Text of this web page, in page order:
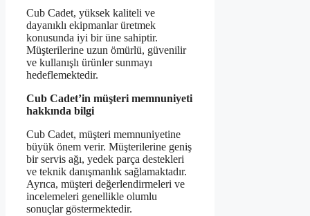
Cub Cadet, yüksek kaliteli ve
dayanıklı ekipmanlar üretmek
konusunda iyi bir üne sahiptir.
Müşterilerine uzun ömürlü, güvenilir
ve kullanışlı ürünler sunmayı
hedeflemektedir.
Cub Cadet’in müşteri memnuniyeti
hakkında bilgi
Cub Cadet, müşteri memnuniyetine
büyük önem verir. Müşterilerine geniş
bir servis ağı, yedek parça destekleri
ve teknik danışmanlık sağlamaktadır.
Ayrıca, müşteri değerlendirmeleri ve
incelemeleri genellikle olumlu
sonuçlar göstermektedir.